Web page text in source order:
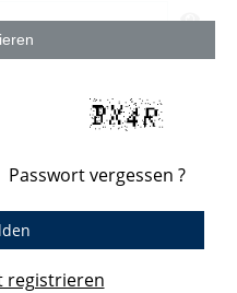
Passwort vergessen ?
registrieren